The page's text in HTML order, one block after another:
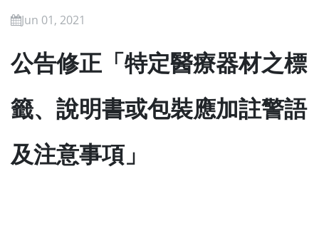
Jun 01, 2021
公告修正「特定醫療器材之標
籤、說明書或包裝應加註警語
及注意事項」